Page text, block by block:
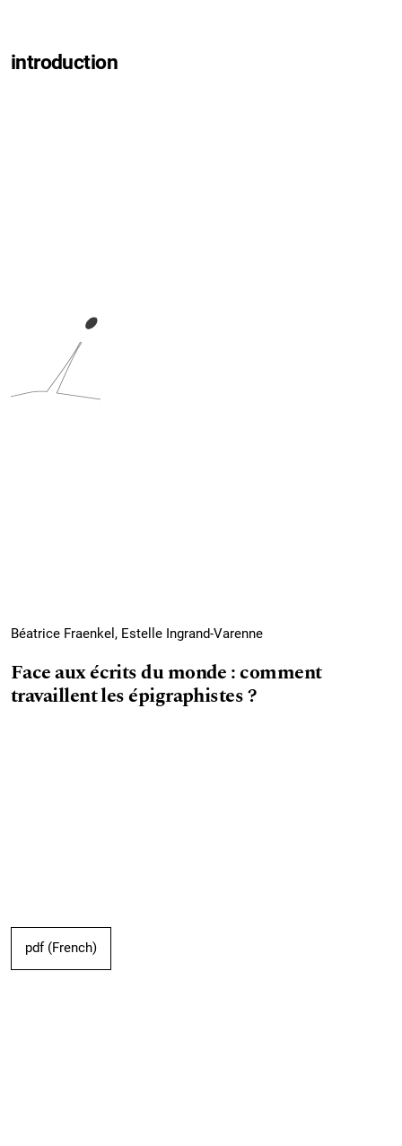
introduction
Béatrice Fraenkel, Estelle Ingrand-Varenne
Face aux écrits du monde : comment
travaillent les épigraphistes ?
pdf (French)